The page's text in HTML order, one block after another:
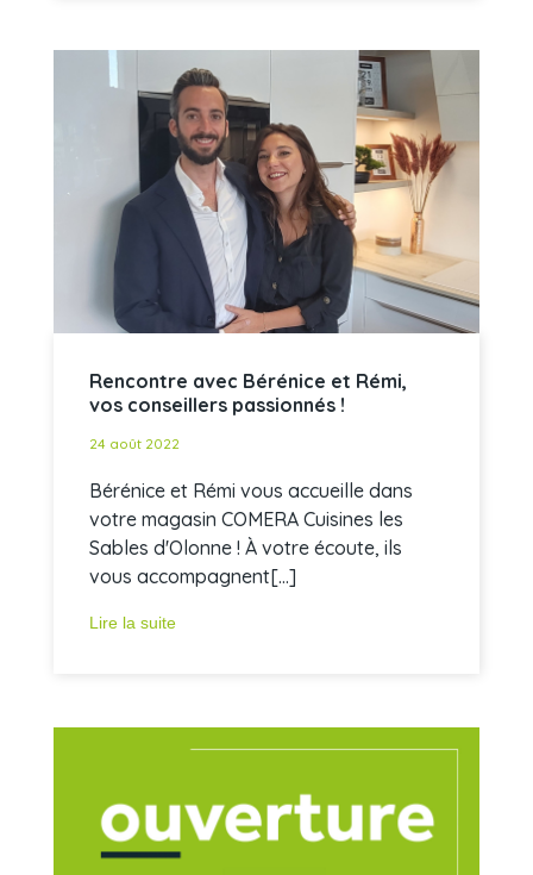
Rencontre avec Bérénice et Rémi,
vos conseillers passionnés !
24 août 2022
Bérénice et Rémi vous accueille dans
votre magasin COMERA Cuisines les
Sables d'Olonne ! À votre écoute, ils
vous accompagnent[...]
Lire la suite